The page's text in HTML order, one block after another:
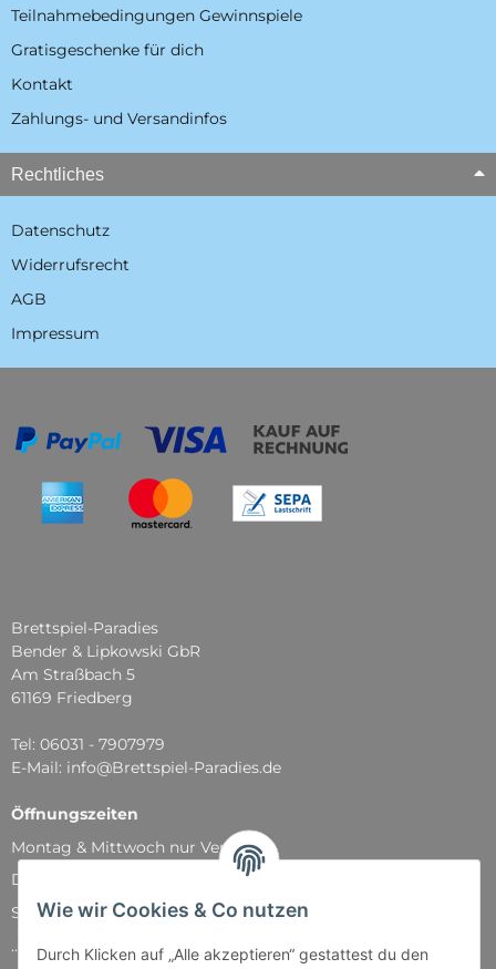
Wie wir Cookies & Co nutzen
Durch Klicken auf „Alle akzeptieren“ gestattest du den
Teilnahmebedingungen Gewinnspiele
Gratisgeschenke für dich
Kontakt
Zahlungs- und Versandinfos
Rechtliches
Datenschutz
Widerrufsrecht
AGB
Impressum
Brettspiel-Paradies
Bender & Lipkowski GbR
Am Straßbach 5
61169 Friedberg
Tel: 06031 - 7907979
E-Mail: info@Brettspiel-Paradies.de
Öffnungszeiten
Montag & Mittwoch nur Versand
Dienstag, Donnerstag und Freitag: 11:00 - 18:30 Uhr
Samstag: 11:00 - 14:00 Uhr
...und natürlich während unserer Events